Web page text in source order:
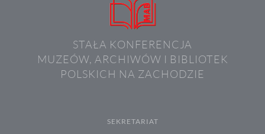
STAŁA KONFERENCJA
MUZEÓW, ARCHIWÓW I BIBLIOTEK
POLSKICH NA ZACHODZIE
SEKRETARIAT